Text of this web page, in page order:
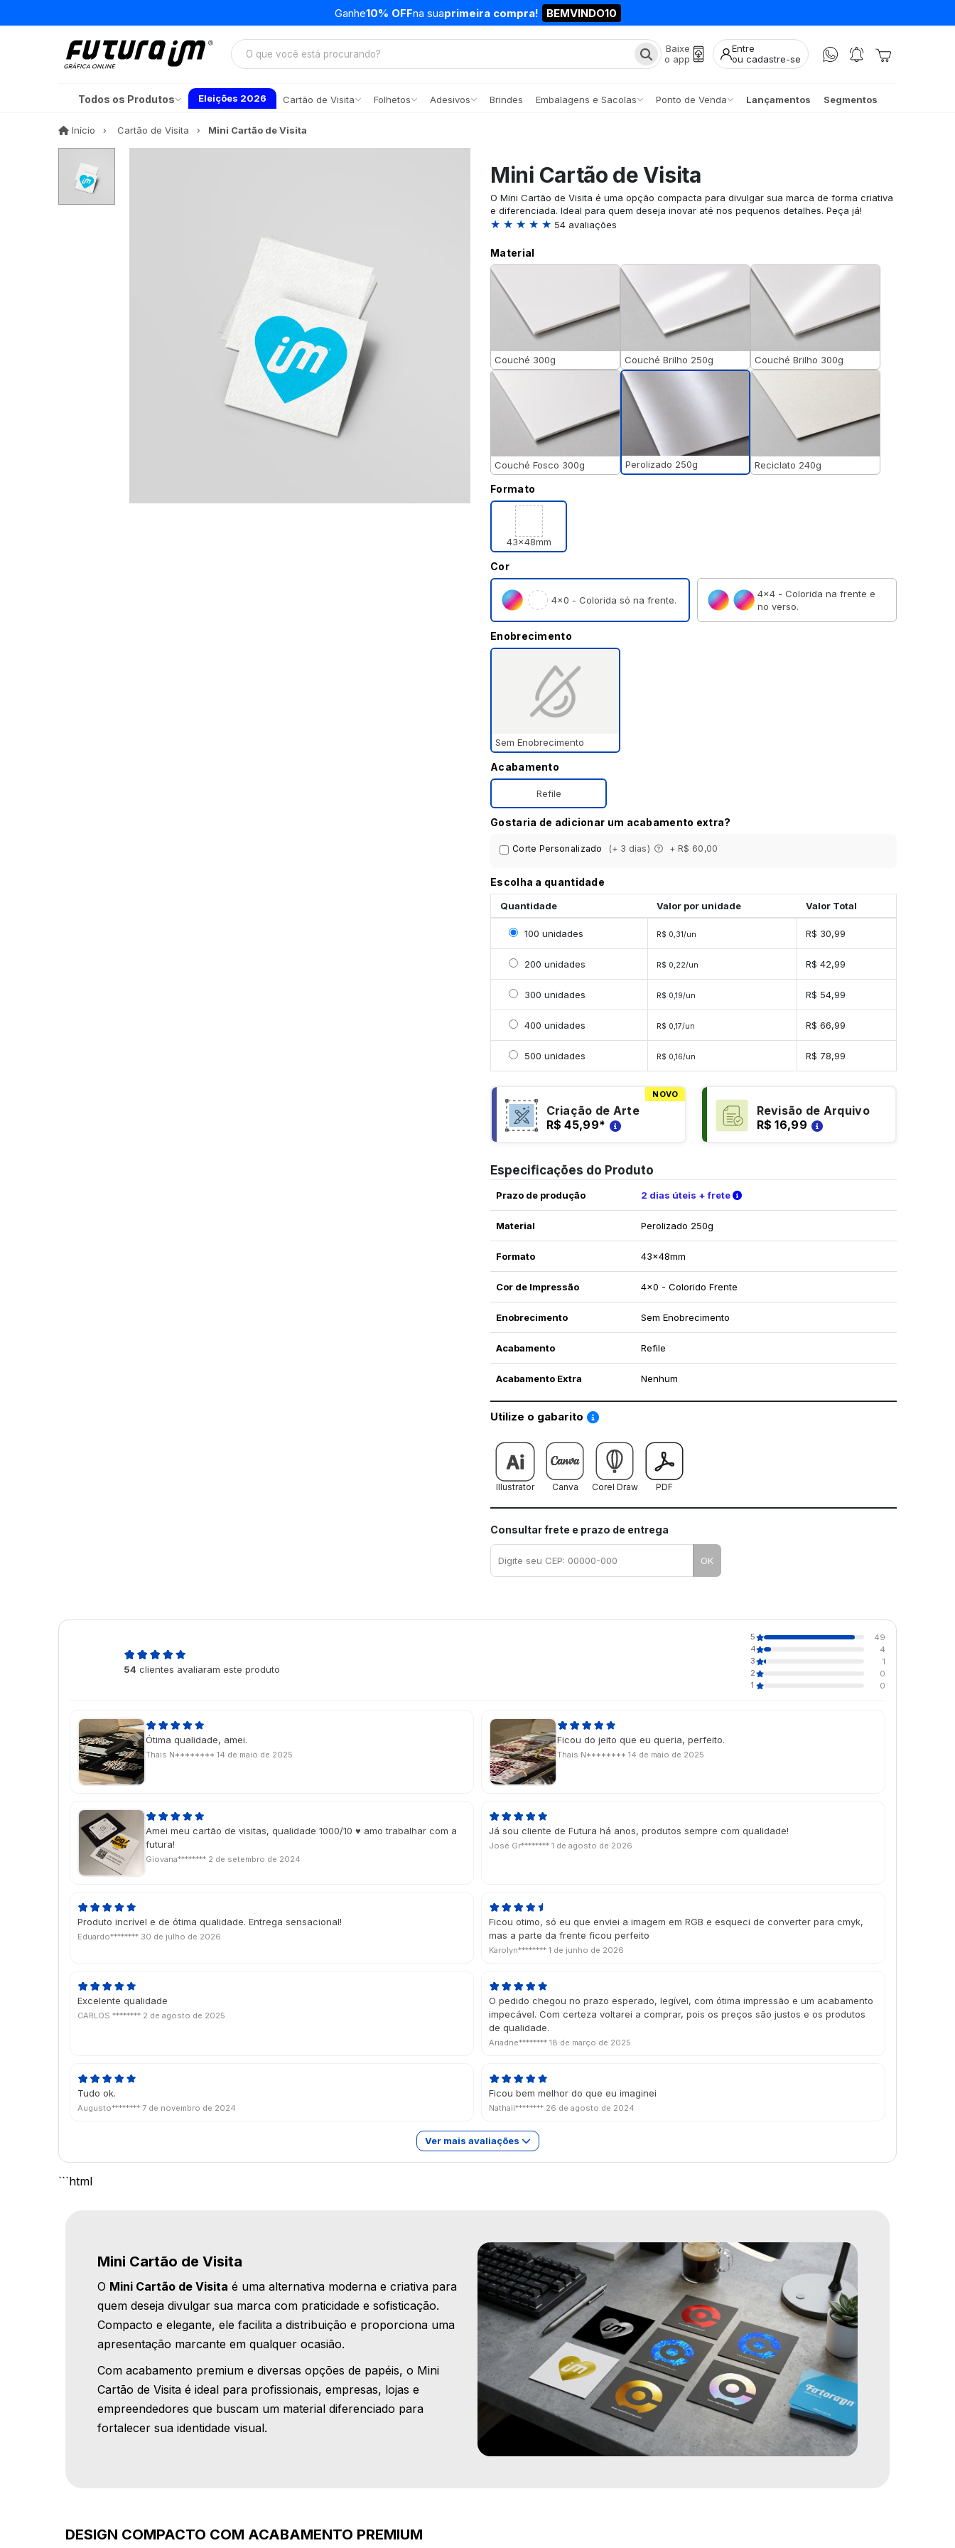
Ganhe10% OFFna suaprimeira compra! BEMVINDO10
Baixe
o app
Entre
ou cadastre-se
Todos os Produtos Eleições 2026 Cartão de Visita Folhetos Adesivos Brindes Embalagens e Sacolas Ponto de Venda Lançamentos Segmentos
Início InícioCartão de Visita Mini Cartão de Visita
Mini Cartão de Visita
O Mini Cartão de Visita é uma opção compacta para divulgar sua marca de forma criativa
e diferenciada. Ideal para quem deseja inovar até nos pequenos detalhes. Peça já!
★ ★ ★ ★ ★ 54 avaliações
Material
Couché 300g Couché Brilho 250g Couché Brilho 300g
Couché Fosco 300g Perolizado 250g Reciclato 240g
Formato
43x48mm
Cor
4×0 - Colorida só na frente.
4×4 - Colorida na frente e
no verso.
Enobrecimento
Sem Enobrecimento
Acabamento
Refile
Gostaria de adicionar um acabamento extra?
Corte Personalizado (+ 3 dias) + R$ 60,00
Escolha a quantidade
Quantidade Valor por unidade Valor Total
Selecionar 100 unidades
100 unidades R$ 0,31/un R$ 30,99
Selecionar 200 unidades
200 unidades R$ 0,22/un R$ 42,99
Selecionar 300 unidades
300 unidades R$ 0,19/un R$ 54,99
Selecionar 400 unidades
400 unidades R$ 0,17/un R$ 66,99
Selecionar 500 unidades
500 unidades R$ 0,16/un R$ 78,99
NOVO
Criação de Arte
R$ 45,99*
Revisão de Arquivo
R$ 16,99
Especificações do Produto
Prazo de produção 2 dias úteis + frete Verifique as condições de entrega
Material Perolizado 250g
Formato 43x48mm
Cor de Impressão 4x0 - Colorido Frente
Enobrecimento Sem Enobrecimento
Acabamento Refile
Acabamento Extra Nenhum
Utilize o gabarito Saiba como utilizar os nossos gabaritos
Illustrator Canva Corel Draw PDF
Consultar frete e prazo de entrega
OK
54 clientes avaliaram este produto
5
49
4
4
3
1
2
0
1
0
Ótima qualidade, amei.
Thais N******** 14 de maio de 2025
Ficou do jeito que eu queria, perfeito.
Thais N******** 14 de maio de 2025
Amei meu cartão de visitas, qualidade 1000/10 ♥ amo trabalhar com a
futura!
Giovana******** 2 de setembro de 2024
Já sou cliente de Futura há anos, produtos sempre com qualidade!
José Gr******** 1 de agosto de 2026
Produto incrível e de ótima qualidade. Entrega sensacional!
Eduardo******** 30 de julho de 2026
Ficou otimo, só eu que enviei a imagem em RGB e esqueci de converter para cmyk,
mas a parte da frente ficou perfeito
Karolyn******** 1 de junho de 2026
Excelente qualidade
CARLOS ******** 2 de agosto de 2025
O pedido chegou no prazo esperado, legível, com ótima impressão e um acabamento
impecável. Com certeza voltarei a comprar, pois os preços são justos e os produtos
de qualidade.
Ariadne******** 18 de março de 2025
Tudo ok.
Augusto******** 7 de novembro de 2024
Ficou bem melhor do que eu imaginei
Nathali******** 26 de agosto de 2024
Ver mais avaliações
```html
Mini Cartão de Visita
O Mini Cartão de Visita é uma alternativa moderna e criativa para
quem deseja divulgar sua marca com praticidade e sofisticação.
Compacto e elegante, ele facilita a distribuição e proporciona uma
apresentação marcante em qualquer ocasião.
Com acabamento premium e diversas opções de papéis, o Mini
Cartão de Visita é ideal para profissionais, empresas, lojas e
empreendedores que buscam um material diferenciado para
fortalecer sua identidade visual.
DESIGN COMPACTO COM ACABAMENTO PREMIUM